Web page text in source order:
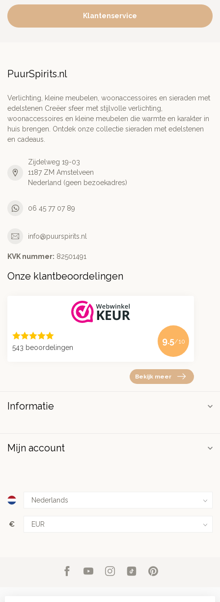
Klantenservice
PuurSpirits.nl
Verlichting, kleine meubelen, woonaccessoires en sieraden met
edelstenen Creëer sfeer met stijlvolle verlichting,
woonaccessoires en kleine meubelen die warmte en karakter in
huis brengen. Ontdek onze collectie sieraden met edelstenen
en cadeaus.
Zijdelweg 19-03
1187 ZM Amstelveen
Nederland (geen bezoekadres)
06 45 77 07 89
info@puurspirits.nl
KVK nummer: 82501491
Onze klantbeoordelingen
543 beoordelingen
9.5/10
Bekijk meer
Informatie
Mijn account
€